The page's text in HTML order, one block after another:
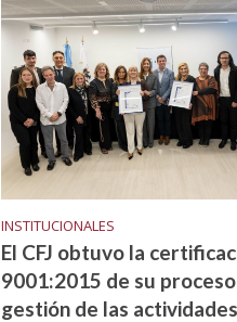
INSTITUCIONALES
El CFJ obtuvo la
9001:2015 de su
gestión de las actividades